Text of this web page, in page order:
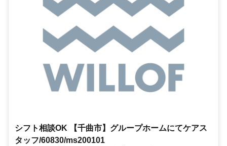
シフト相談OK 【千曲市】グループホームにてケアス
タッフ/60830/ms200101